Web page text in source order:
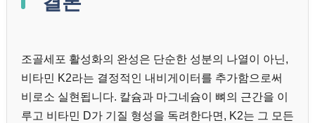
조골세포 활성화의 완성은 단순한 성분의 나열이 아닌,
비타민 K2라는 결정적인 내비게이터를 추가함으로써
비로소 실현됩니다. 칼슘과 마그네슘이 뼈의 근간을 이
루고 비타민 D가 기질 형성을 독려한다면, K2는 그 모든